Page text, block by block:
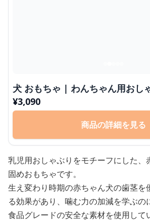
犬 おもちゃ | わんちゃん用おし
¥3,090
商品の詳細を見る
乳児用おしゃぶりをモチーフにした、
固めおもちゃです。
生え変わり時期の赤ちゃん犬の歯茎を
る効果があり、噛む力の加減を学ぶの
食品グレードの安全な素材を使用して